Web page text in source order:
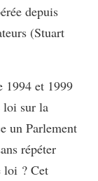
depuis
(Stuart
1994 et 1999
loi sur la
un Parlement
répéter
loi ? Cet